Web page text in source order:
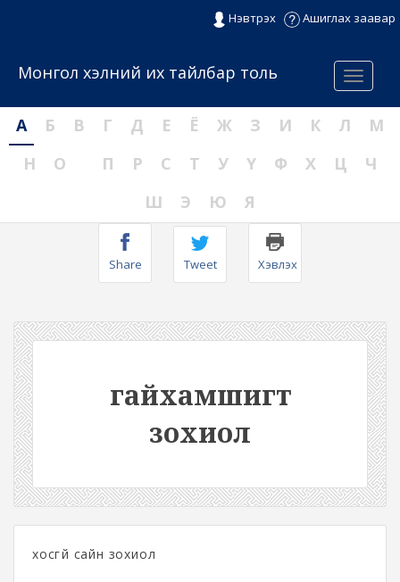
Нэвтрэх Ашиглах заавар
Menu
Монгол хэлний их тайлбар толь
А Б В Г Д Е Ё Ж З И К Л
М
Н
О П Р С Т У Ү Ф Х Ц
Ч
Ш
Э Ю Я
Share Tweet Хэвлэх
гайхамшигт
зохиол
хосгүй сайн зохиол